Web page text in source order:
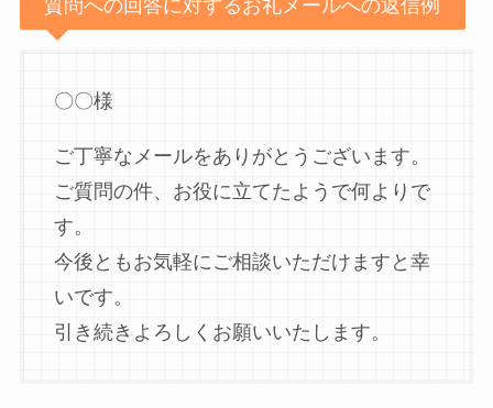
質問への回答に対するお礼メールへの返信例
〇〇様
ご丁寧なメールをありがとうございます。
ご質問の件、お役に立てたようで何よりで
す。
今後ともお気軽にご相談いただけますと幸
いです。
引き続きよろしくお願いいたします。